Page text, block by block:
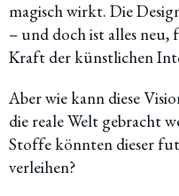
magisch wirkt. Die
– und doch ist alles
Kraft der künstlichen
Aber wie kann diese
die reale Welt gebracht
Stoffe könnten dieser
verleihen?